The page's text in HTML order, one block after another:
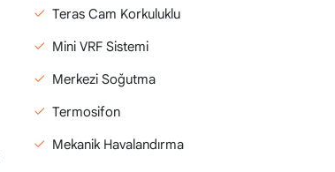
Teras Cam Korkuluklu
Mini VRF Sistemi
Merkezi Soğutma
Termosifon
Mekanik Havalandırma